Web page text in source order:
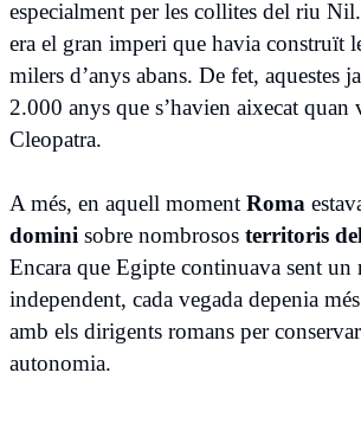
especialment per les collites del riu
era el gran imperi que havia construït
milers d’anys abans. De fet, aquestes
2.000 anys que s’havien aixecat quan
Cleopatra.
A més, en aquell moment Roma
domini sobre nombrosos territoris
Encara que Egipte continuava sent un
independent, cada vegada depenia
amb els dirigents romans per
autonomia.